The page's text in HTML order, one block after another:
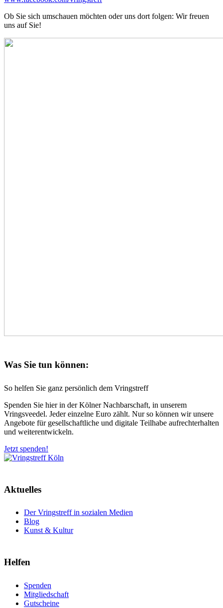
Ob Sie sich umschauen möchten oder uns dort folgen: Wir freuen
uns auf Sie!
Was Sie tun können:
So helfen Sie ganz persönlich dem Vringstreff
Spenden Sie hier in der Kölner Nachbarschaft, in unserem
Vringsveedel. Jeder einzelne Euro zählt. Nur so können wir unsere
Angebote für gesellschaftliche und digitale Teilhabe aufrechterhalten
und weiterentwickeln.
Jetzt spenden!
Aktuelles
Der Vringstreff in sozialen Medien
Blog
Kunst & Kultur
Helfen
Spenden
Mitgliedschaft
Gutscheine